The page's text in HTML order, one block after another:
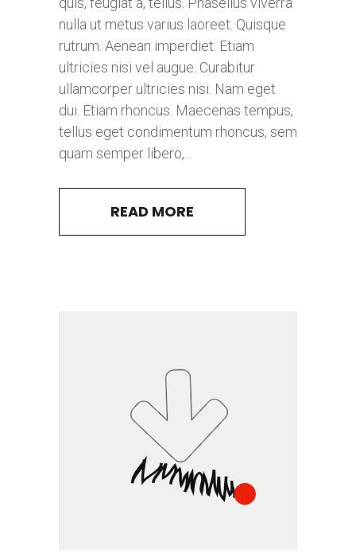
nulla ut metus varius laoreet. Quisque
rutrum. Aenean imperdiet. Etiam
ultricies nisi vel augue. Curabitur
ullamcorper ultricies nisi. Nam eget
dui. Etiam rhoncus. Maecenas tempus,
tellus eget condimentum rhoncus, sem
quam semper libero,...
READ MORE